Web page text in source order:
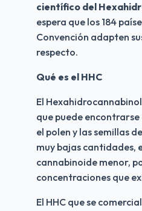
científico del
espera que los 184
Convención adapten
respecto.
Qué es el HHC
El
que puede
el polen y las semillas
muy bajas cantidades,
cannabinoide menor,
concentraciones que
El HHC que se